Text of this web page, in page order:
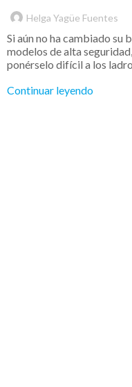
Helga Yagüe Fuentes
Si aún no ha cambiado su
modelos de alta
ponérselo difícil a los
Continuar leyendo